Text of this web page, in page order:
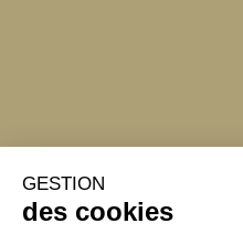
Angers
La Station A,